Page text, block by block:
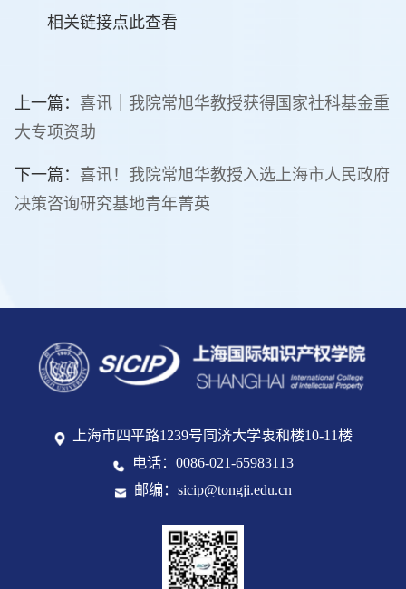
相关链接点此查看
上一篇： 喜讯｜我院常旭华教授获得国家社科基金重
大专项资助
下一篇： 喜讯！我院常旭华教授入选上海市人民政府
决策咨询研究基地青年菁英
上海市四平路1239号同济大学衷和楼10-11楼
电话：0086-021-65983113
邮编：sicip@tongji.edu.cn